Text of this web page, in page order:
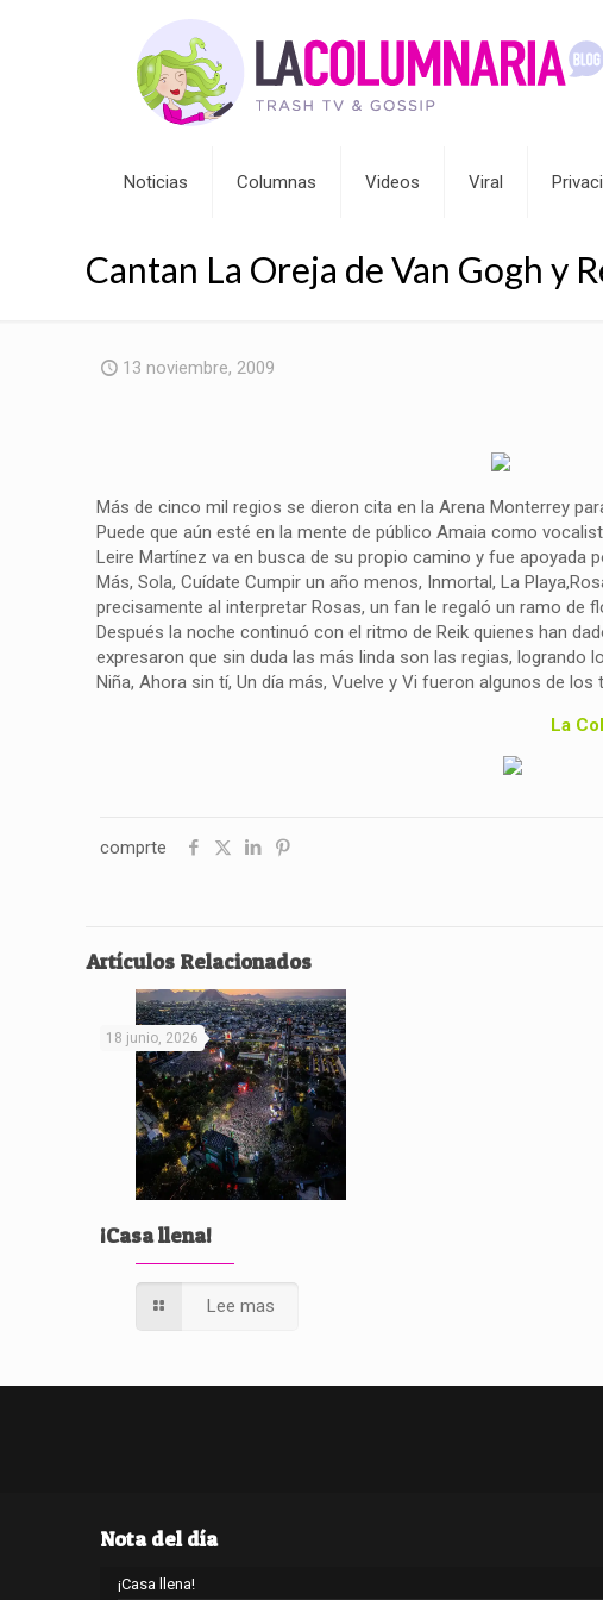
Noticias Columnas Videos Viral
Cantan La Oreja de Van Gogh y
13 noviembre, 2009
Más de cinco mil regios se dieron cita en la Arena Monterrey
Puede que aún esté en la mente de público Amaia como
Leire Martínez va en busca de su propio camino y fue apoyada
Más, Sola, Cuídate Cumpir un año menos, Inmortal, La
precisamente al interpretar Rosas, un fan le regaló un ramo de
Después la noche continuó con el ritmo de Reik quienes han
expresaron que sin duda las más linda son las regias, logrando
Niña, Ahora sin tí, Un día más, Vuelve y Vi fueron algunos de
La
comprte
Artículos Relacionados
18 junio, 2026
¡Casa llena!
Lee mas
Nota del día
¡Casa llena!